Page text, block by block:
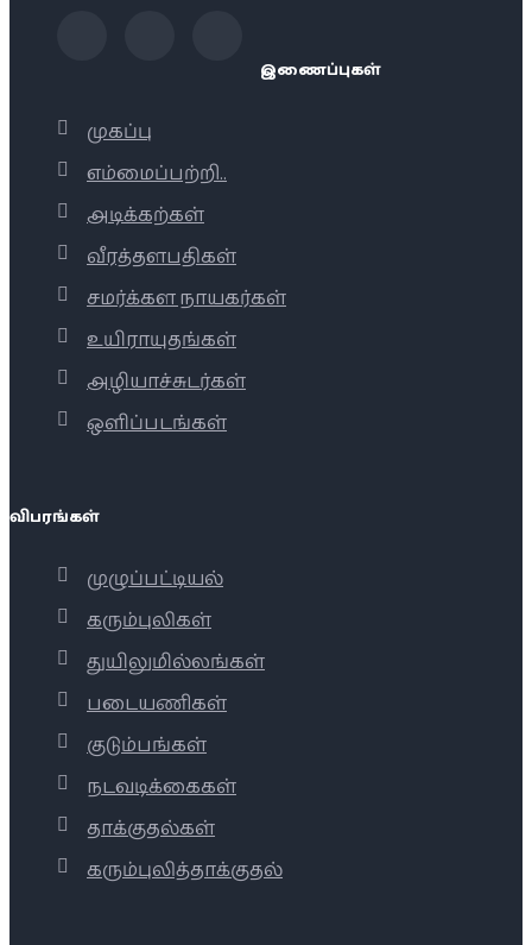
இணைப்புகள்
முகப்பு
எம்மைப்பற்றி..
அடிக்கற்கள்
வீரத்தளபதிகள்
சமர்க்கள நாயகர்கள்
உயிராயுதங்கள்
அழியாச்சுடர்கள்
ஒளிப்படங்கள்
விபரங்கள்
முழுப்பட்டியல்
கரும்புலிகள்
துயிலுமில்லங்கள்
படையணிகள்
குடும்பங்கள்
நடவடிக்கைகள்
தாக்குதல்கள்
கரும்புலித்தாக்குதல்